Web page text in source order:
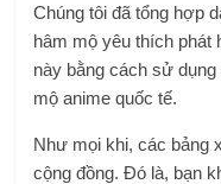
Chúng tôi đã tổng hợp
hâm mộ yêu thích phát
này bằng cách sử
mộ anime quốc tế.
Như mọi khi, các bảng
cộng đồng. Đó là, bạn